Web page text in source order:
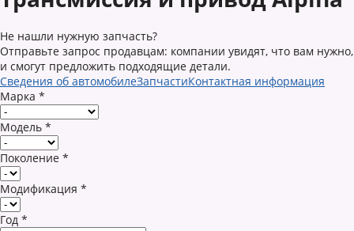
Не нашли нужную запчасть?
Отправьте запрос продавцам: компании увидят, что вам нужно,
и смогут предложить подходящие детали.
Сведения об автомобилеЗапчастиКонтактная информация
Марка *
Модель *
Поколение *
Модификация *
Год *